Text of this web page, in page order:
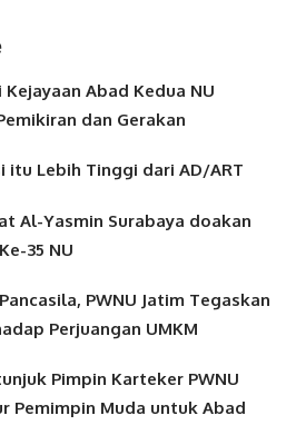
Kejayaan Abad Kedua NU
dan Gerakan
itu Lebih Tinggi dari AD/ART
Al-Yasmin Surabaya doakan
35 NU
PWNU Jatim Tegaskan
Perjuangan UMKM
Pimpin Karteker PWNU
Pemimpin Muda untuk Abad